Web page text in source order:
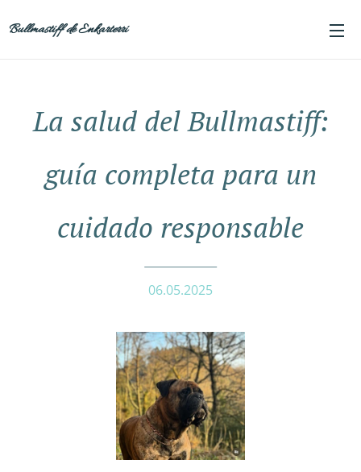
Bullmastiff de Enkarterri
La salud del Bullmastiff:
guía completa para un
cuidado responsable
06.05.2025